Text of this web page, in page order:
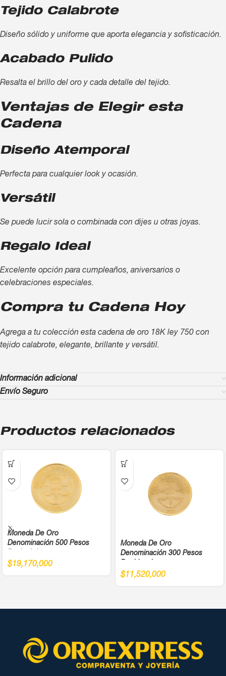
Tejido Calabrote
Diseño sólido y uniforme que aporta elegancia y sofisticación.
Acabado Pulido
Resalta el brillo del oro y cada detalle del tejido.
Ventajas de Elegir esta
Cadena
Diseño Atemporal
Perfecta para cualquier look y ocasión.
Versátil
Se puede lucir sola o combinada con dijes u otras joyas.
Regalo Ideal
Excelente opción para cumpleaños, aniversarios o
celebraciones especiales.
Compra tu Cadena Hoy
Agrega a tu colección esta cadena de oro 18K ley 750 con
tejido calabrote, elegante, brillante y versátil.
Información adicional
Envío Seguro
Productos relacionados
Moneda De Oro
Denominación 500 Pesos
Panamericanos Año 1971 Cali
$19,170,000
Moneda De Oro
Denominación 300 Pesos
Panamericanos Año 1971 Cali
$11,520,000